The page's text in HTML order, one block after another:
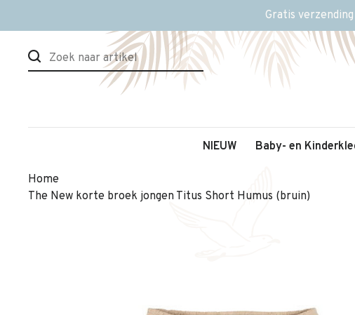
Gratis
NIEUW Baby- en
Home
The New korte broek jongen Titus Short Humus (bruin)